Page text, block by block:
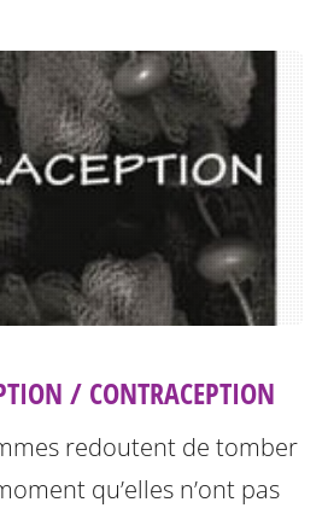
/ CONTRACEPTION
redoutent de tomber
qu’elles n’ont pas